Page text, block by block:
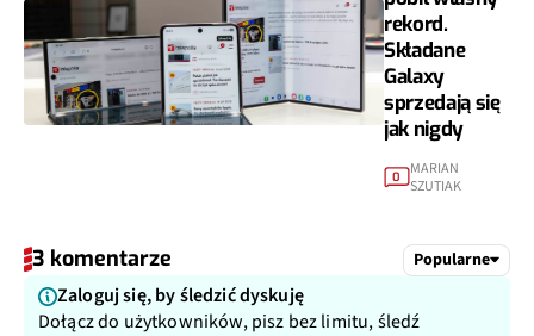
rekord.
Składane
Galaxy
sprzedają się
jak nigdy
0
MARIAN
SZUTIAK
3 komentarze Popularne
Zaloguj się, by śledzić dyskuję
Dołącz do użytkowników, pisz bez limitu, śledź